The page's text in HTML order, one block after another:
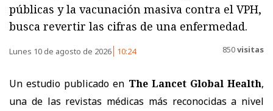
públicas y la vacunación masiva contra el VPH,
busca revertir las cifras de una enfermedad.
Lunes 10 de agosto de 2026 10:24 850visitas
Un estudio publicado en The Lancet Global Health,
una de las revistas médicas más reconocidas a nivel